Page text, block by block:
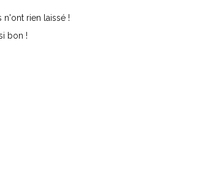
n'ont rien laissé !
bon !